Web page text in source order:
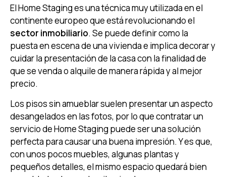
ElHome Staginges una técnica muy utilizada en el
continente europeo que está revolucionando el
sector inmobiliario. Se puede definir como la
puesta en escena de una vivienda e implica decorar y
cuidar la presentación de la casa con la finalidad de
que se venda o alquile de manera rápida y al mejor
precio.
Los pisos sin amueblar suelen presentar un aspecto
desangelados en las fotos, por lo que contratar un
servicio deHome Staging puede ser una solución
perfecta para causar una buena impresión. Y es que,
con unos pocos muebles, algunas plantas y
pequeños detalles, el mismo espacio quedará bien